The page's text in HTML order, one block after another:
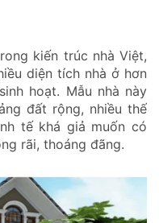
kiến trúc nhà Việt,
diện tích nhà ở hơn
hoạt. Mẫu nhà này
đất rộng, nhiều thế
tế khá giả muốn có
rãi, thoáng đãng.